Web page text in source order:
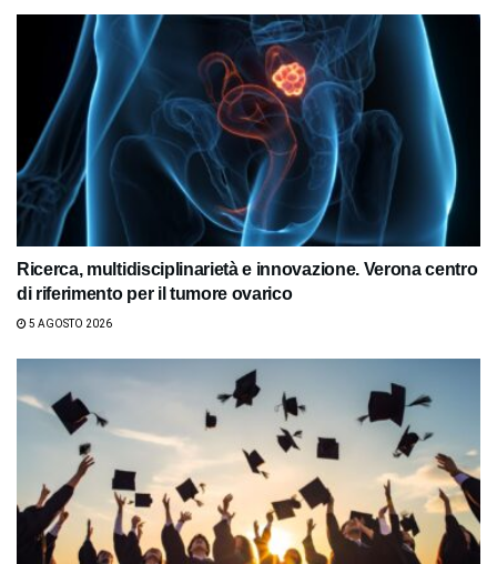
Ricerca, multidisciplinarietà e innovazione. Verona centro
di riferimento per il tumore ovarico
5 AGOSTO 2026